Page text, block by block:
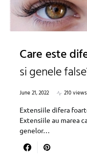
Care este
si genele
June 21, 2022 210 views
Extensiile difera
Extensiile au marea
genelor…